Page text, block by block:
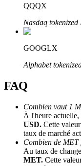
Affiliés Bitrue
Jusqu'à 65 % de
QQQX
Nasdaq
GOOGLX
Alphabet
FAQ
Combien vaut 1
À l'heure actuelle,
USD. Cette
taux de marché
Combien de
Au taux de
MET. Cette